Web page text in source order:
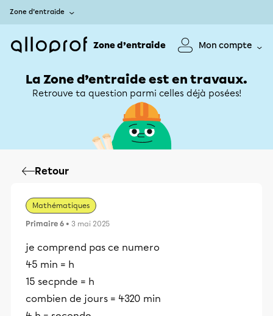
Zone d’entraide
Zone d’entraide Mon compte
La Zone d’entraide est en travaux.
Retrouve ta question parmi celles déjà posées!
Retour
Mathématiques
Primaire 6 • 3 mai 2025
je comprend pas ce numero
45 min = h
15 secpnde = h
combien de jours = 4320 min